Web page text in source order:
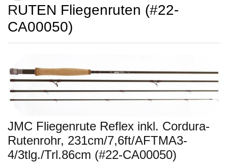
RUTEN Fliegenruten (#22-
CA00050)
JMC Fliegenrute Reflex inkl. Cordura-
Rutenrohr, 231cm/7,6ft/AFTMA3-
4/3tlg./Trl.86cm (#22-CA00050)